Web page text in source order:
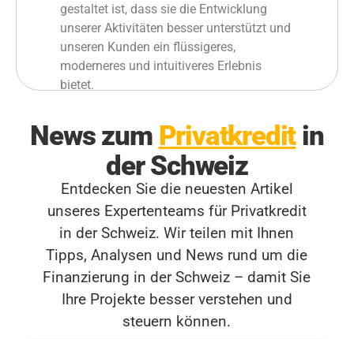
gestaltet ist, dass sie die Entwicklung
unserer Aktivitäten besser unterstützt und
unseren Kunden ein flüssigeres,
moderneres und intuitiveres Erlebnis
bietet.
News zum Privatkreditin
der Schweiz
Entdecken Sie die neuesten Artikel
unseres Expertenteams für Privatkredit
in der Schweiz. Wir teilen mit Ihnen
Tipps, Analysen und News rund um die
Finanzierung in der Schweiz – damit Sie
Ihre Projekte besser verstehen und
steuern können.